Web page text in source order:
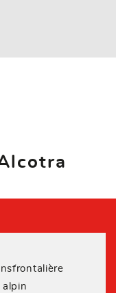
alpin